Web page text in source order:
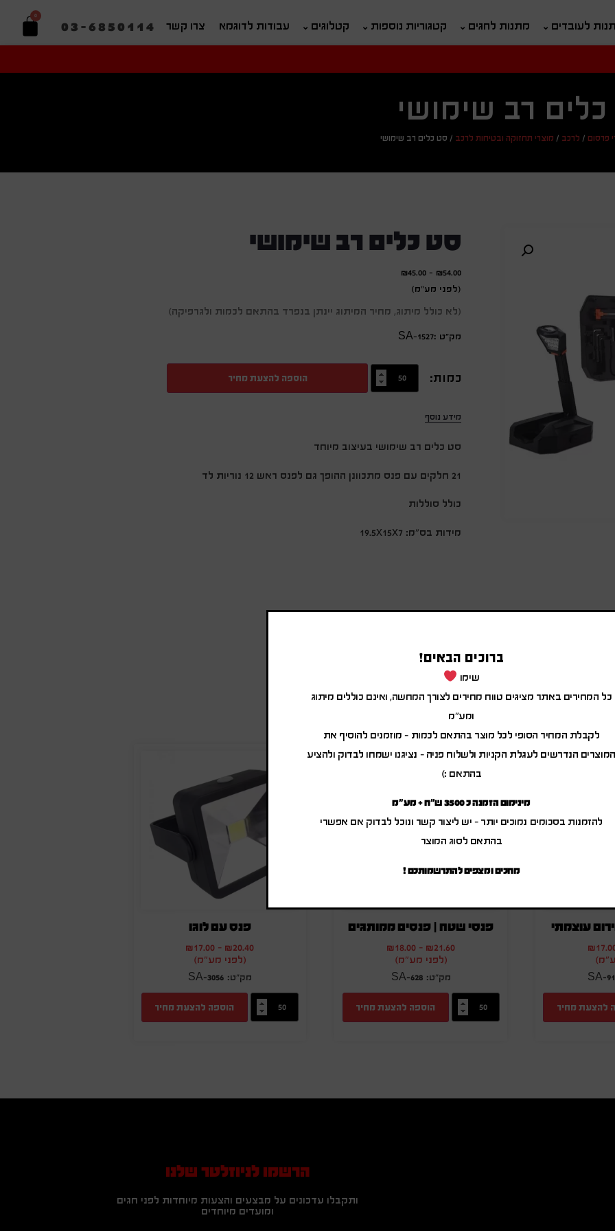
לעובדים מתנות לחגים קטגוריות נוספות קטלוגים עבודות לדוגמא צרו קשר 03-6850114
0
רב שימושי
פרסום / לרכב / מוצרי תחזוקה ובטיחות לרכב / סט כלים רב שימושי
סט כלים רב שימושי
₪54.00
-
₪45.00
(לפני מע"מ)
(לא כולל מיתוג, מחיר המיתוג יינתן בנפרד בהתאם לכמות ולגרפיקה)
מק״ט :SA-1527
כמות: הוספה להצעת מחיר
מידע נוסף
סט כלים רב שימושי בעיצוב מיוחד
21 חלקים עם פנס מתכוונן ההופך גם לפנס ראש 12 נוריות לד
כולל סוללות
מידות בס"מ: 19.5x15x7
מוצרים משודרגים
עוצמתי
₪
SA-
להצעת מחיר
פנסי שטח | פנסים ממותגים
₪21.60
-
₪18.00
(לפני מע"מ)
SA-628
הוספה להצעת מחיר
פנס עם לוגו
₪20.40
-
₪17.00
(לפני מע"מ)
SA-3056
הוספה להצעת מחיר
הרשמו לניוזלטר שלנו
ותקבלו עדכונים על מבצעים והצעות מיוחדות לפני חגים
ומועדים מיוחדים
ברוכים הבאים!
שימו
כל המחירים באתר מציגים טווח מחירים לצורך המחשה, ואינם כוללים מיתוג
ומע"מ
לקבלת המחיר הסופי לכל מוצר בהתאם לכמות – מוזמנים להוסיף את
המוצרים הנדרשים לעגלת הקניות ולשלוח פניה – נציגנו ישמחו לבדוק ולהציע
בהתאם :)
מינימום הזמנה כ 3500 ש"ח + מע"מ
להזמנות בסכומים נמוכים יותר – יש ליצור קשר ונוכל לבדוק אם אפשרי
בהתאם לסוג המוצר
מחכים ומצפים להתרשמותכם !